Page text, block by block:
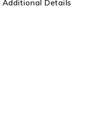
Additional Details